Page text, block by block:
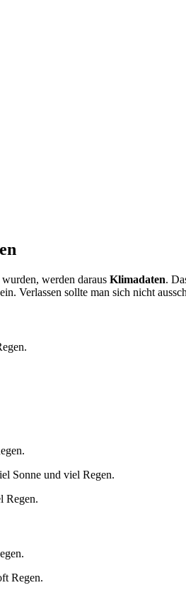
wurden, werden daraus Klimadaten.
Verlassen sollte man sich nicht
Sonne und viel Regen.
Regen.
Regen.